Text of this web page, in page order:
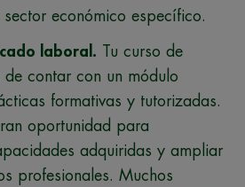
económico específico.
laboral. Tu curso de
contar con un módulo
formativas y tutorizadas.
oportunidad para
adquiridas y ampliar
profesionales. Muchos